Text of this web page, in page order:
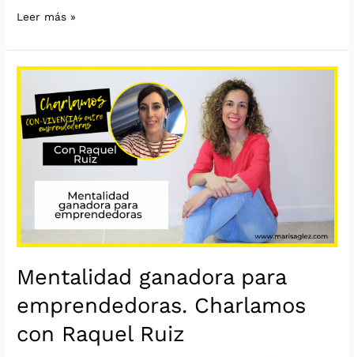
Leer más »
Mentalidad ganadora para
emprendedoras. Charlamos
con Raquel Ruiz
Mentalidad
ganadora
para
emprendedoras.
Charlamos
Raquel
Ruiz